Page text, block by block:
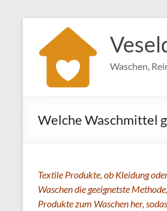
springen
Waschen,
Welche Waschmittel
Textile Produkte, ob Kleidung
Waschen die geeignetste
Produkte zum Waschen her,